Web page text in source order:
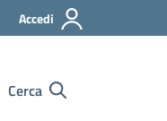
Accedi
Cerca